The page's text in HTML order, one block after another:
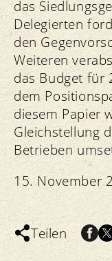
das
Delegierten
den
Weiteren
das Budget für
dem
diesem Papier
Gleichstellung
Betrieben
15. November
Teilen